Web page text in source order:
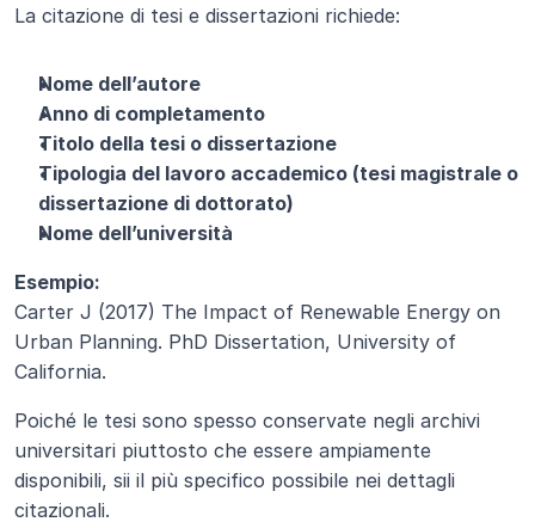
La citazione di tesi e dissertazioni richiede:
Nome dell’autore
Anno di completamento
Titolo della tesi o dissertazione
Tipologia del lavoro accademico (tesi magistrale o
dissertazione di dottorato)
Nome dell’università
Esempio:
Carter J (2017) The Impact of Renewable Energy on
Urban Planning. PhD Dissertation, University of
California.
Poiché le tesi sono spesso conservate negli archivi
universitari piuttosto che essere ampiamente
disponibili, sii il più specifico possibile nei dettagli
citazionali.